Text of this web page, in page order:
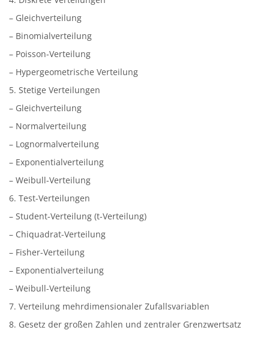
– Gleichverteilung
– Binomialverteilung
– Poisson-Verteilung
– Hypergeometrische Verteilung
5. Stetige Verteilungen
– Gleichverteilung
– Normalverteilung
– Lognormalverteilung
– Exponentialverteilung
– Weibull-Verteilung
6. Test-Verteilungen
– Student-Verteilung (t-Verteilung)
– Chiquadrat-Verteilung
– Fisher-Verteilung
– Exponentialverteilung
– Weibull-Verteilung
7. Verteilung mehrdimensionaler Zufallsvariablen
8. Gesetz der großen Zahlen und zentraler Grenzwertsatz